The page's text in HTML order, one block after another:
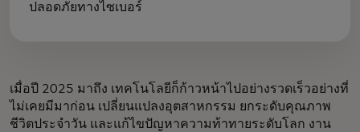
ปลอดภัยทางไซเบอร์
เมื่อปี 2025 มาถึง เทคโนโลยีก็ก้าวหน้าไปอย่างรวดเร็วอย่างที่
ไม่เคยมีมาก่อน เปลี่ยนแปลงอุตสาหกรรม ยกระดับคุณภาพ
ชีวิตประจำวัน และแก้ไขปัญหาความท้าทายระดับโลก งาน